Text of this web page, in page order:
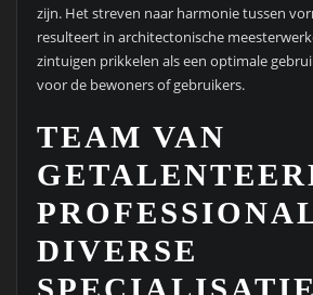
zijn. Het streven naar harmonie tussen
resulteert in architectonische
zintuigen prikkelen als een optimale
voor de bewoners of gebruikers.
TEAM VAN
DIVERSE